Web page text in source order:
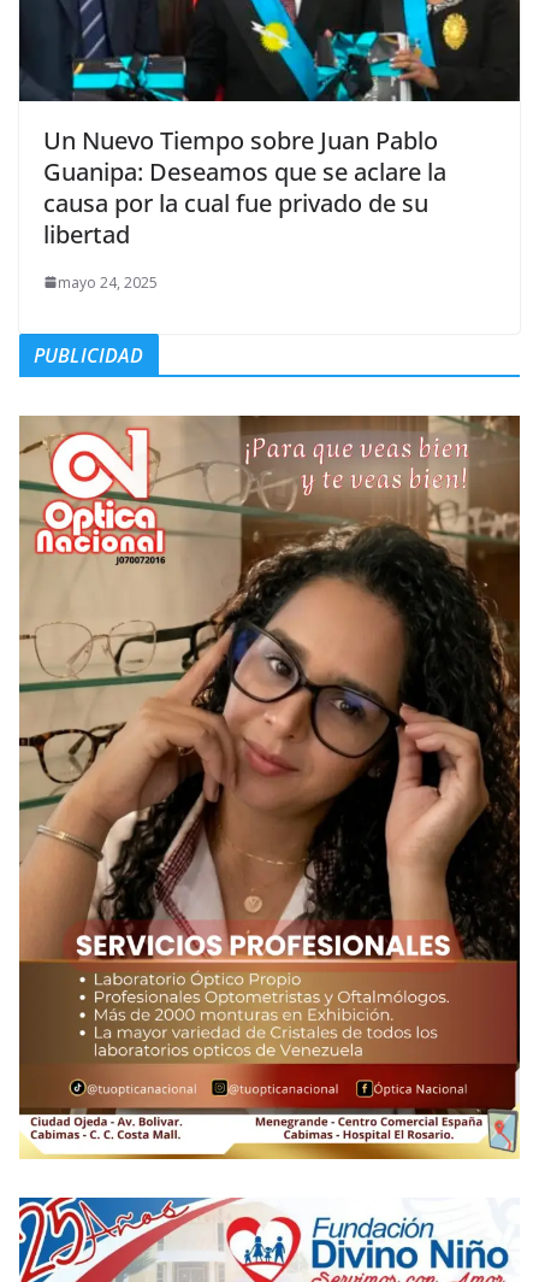
Un Nuevo Tiempo sobre Juan Pablo
Guanipa: Deseamos que se aclare la
causa por la cual fue privado de su
libertad
mayo 24, 2025
PUBLICIDAD